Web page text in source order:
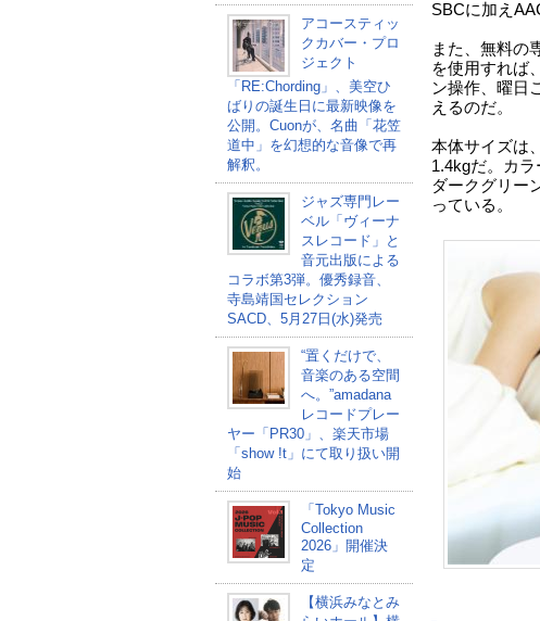
アコースティッ
クカバー・プロ
ジェクト
「RE:Chording」、美空ひ
ばりの誕生日に最新映像を
公開。Cuonが、名曲「花笠
道中」を幻想的な音像で再
解釈。
ジャズ専門レー
ベル「ヴィーナ
スレコード」と
音元出版による
コラボ第3弾。優秀録音、
寺島靖国セレクション
SACD、5月27日(水)発売
“置くだけで、
音楽のある空間
へ。”amadana
レコードプレー
ヤー「PR30」、楽天市場
「show !t」にて取り扱い開
始
「Tokyo Music
Collection
2026」開催決
定
【横浜みなとみ
SBCに加え
また、無料の
を使用すれば
ン操作、曜日
えるのだ。
本体サイズは
1.4kgだ。カラ
ダークグリー
っている。